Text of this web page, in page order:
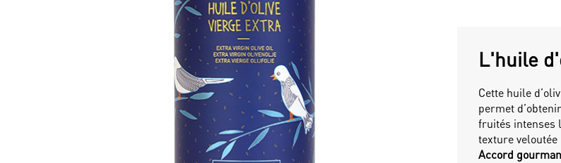
L'huile
Cette huile
permet
fruités intenses
texture
Accord